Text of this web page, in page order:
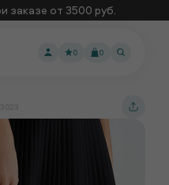
заказе от 3500 руб.
0
0